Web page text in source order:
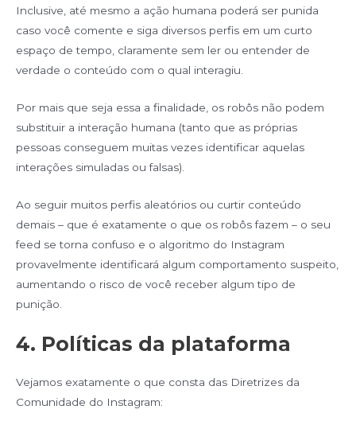
Inclusive, até mesmo a ação humana poderá ser punida
caso você comente e siga diversos perfis em um curto
espaço de tempo, claramente sem ler ou entender de
verdade o conteúdo com o qual interagiu.
Por mais que seja essa a finalidade, os robôs não podem
substituir a interação humana (tanto que as próprias
pessoas conseguem muitas vezes identificar aquelas
interações simuladas ou falsas).
Ao seguir muitos perfis aleatórios ou curtir conteúdo
demais – que é exatamente o que os robôs fazem – o seu
feed se torna confuso e o algoritmo do Instagram
provavelmente identificará algum comportamento suspeito,
aumentando o risco de você receber algum tipo de
punição.
4. Políticas da plataforma
Vejamos exatamente o que consta das Diretrizes da
Comunidade do Instagram: